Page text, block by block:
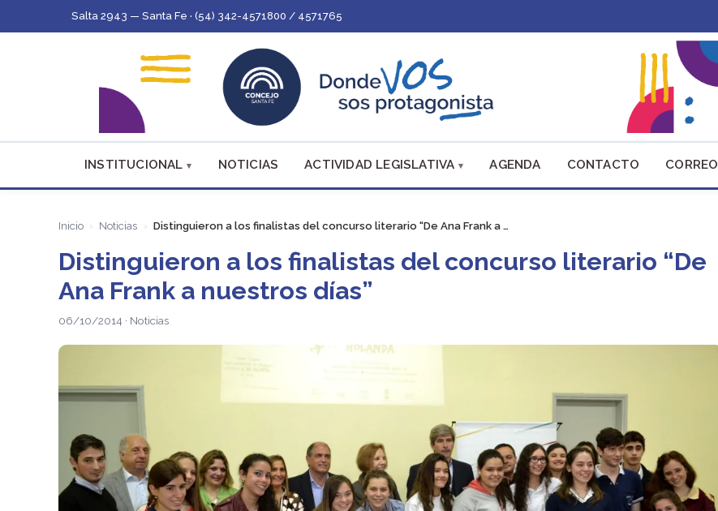
Salta 2943 — Santa Fe · (54) 342-4571800 / 4571765
INSTITUCIONAL NOTICIAS ACTIVIDAD LEGISLATIVA AGENDA CONTACTO CORREO
Inicio Noticias Distinguieron a los finalistas del concurso literario “De Ana Frank a …
Distinguieron a los finalistas del concurso literario “De
Ana Frank a nuestros días”
06/10/2014 · Noticias